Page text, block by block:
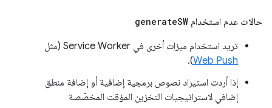
حالات عدم استخدام generateSW
تريد استخدام ميزات أخرى في Service Worker (مثل
Web Push
).
إذا أردت استيراد نصوص برمجية إضافية أو إضافة منطق
إضافي لاستراتيجيات التخزين المؤقت المخصّصة